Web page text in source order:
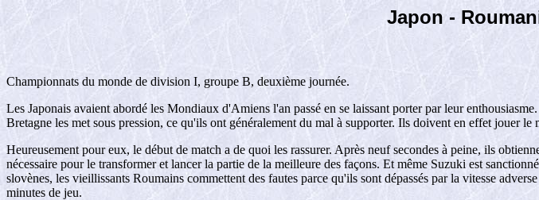
Japon -
Championnats du monde de division I, groupe B, deuxième journée.
Les Japonais avaient abordé les Mondiaux d'Amiens l'an passé en se laissant porter par leur
Bretagne les met sous pression, ce qu'ils ont généralement du mal à supporter. Ils doivent en effet jouer
Heureusement pour eux, le début de match a de quoi les rassurer. Après neuf secondes à peine, ils
nécessaire pour le transformer et lancer la partie de la meilleure des façons. Et même Suzuki est
slovènes, les vieillissants Roumains commettent des fautes parce qu'ils sont dépassés par la vitesse
minutes de jeu.